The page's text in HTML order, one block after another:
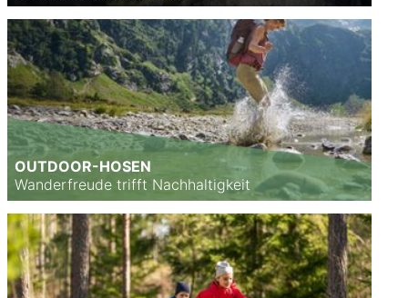
OUTDOOR-HOSEN
Wanderfreude trifft Nachhaltigkeit